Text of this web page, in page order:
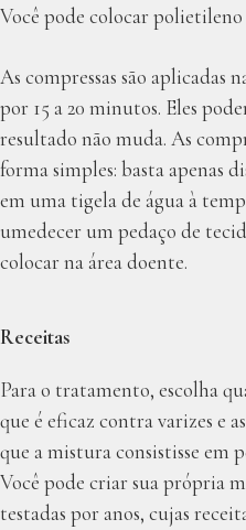
Você pode colocar
As compressas são aplicadas
por 15 a 20 minutos. Eles
resultado não muda. As
forma simples: basta apenas
em uma tigela de água à
umedecer um pedaço de
colocar na área doente.
Receitas
Para o tratamento, escolha
que é eficaz contra varizes e
que a mistura consistisse em
Você pode criar sua própria
testadas por anos, cujas